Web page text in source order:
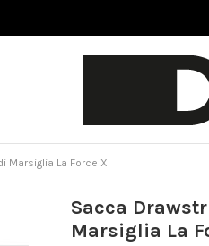
Marsiglia La Force XI
Sacca
Marsiglia La